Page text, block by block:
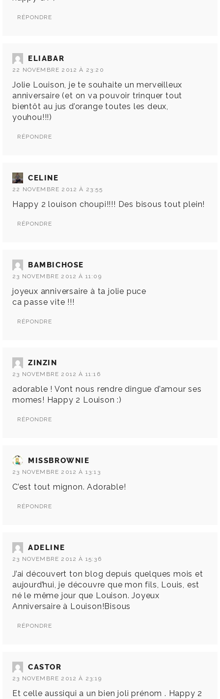
RÉPONDRE
ELIABAR
22 NOVEMBRE 2012 À 23:20
Jolie Louison, je te souhaite un merveilleux
anniversaire (et on va pouvoir trinquer tout
bientôt au jus d’orange toutes les deux,
youhou!!!)
RÉPONDRE
CELINE
22 NOVEMBRE 2012 À 23:55
Happy 2 louison choupi!!!! Des bisous tout plein!
RÉPONDRE
BAMBICHOSE
23 NOVEMBRE 2012 À 11:09
joyeux anniversaire à ta jolie puce
ca passe vite !!!
RÉPONDRE
ZINZIN
23 NOVEMBRE 2012 À 11:16
adorable ! Vont nous rendre dingue d’amour ses
momes! Happy 2 Louison :)
RÉPONDRE
MISSBROWNIE
23 NOVEMBRE 2012 À 13:13
C’est tout mignon. Adorable!
RÉPONDRE
ADELINE
23 NOVEMBRE 2012 À 15:36
J’ai découvert ton blog depuis quelques mois et
aujourd’hui, je découvre que mon fils, Louis, est
né le même jour que Louison. Joyeux
Anniversaire à Louison!Bisous
RÉPONDRE
CASTOR
23 NOVEMBRE 2012 À 23:19
Et celle aussiqui a un bien joli prénom . Happy 2